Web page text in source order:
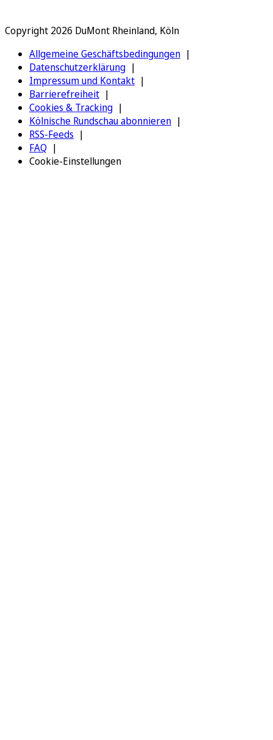
Copyright 2026 DuMont Rheinland, Köln
Allgemeine Geschäftsbedingungen
Datenschutzerklärung
Impressum und Kontakt
Barrierefreiheit
Cookies & Tracking
Kölnische Rundschau abonnieren
RSS-Feeds
FAQ
Cookie-Einstellungen